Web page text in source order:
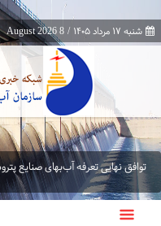
شنبه ۱۷ مرداد ۱۴۰۵ /
8 August 2026
توافق نهایی تعرفه آب‌بهای صنایع